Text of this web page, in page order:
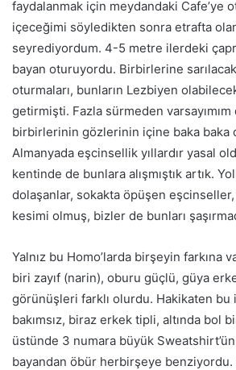
faydalanmak için meydandaki Cafe’ye
içeceğimi söyledikten sonra etrafta
seyrediyordum. 4-5 metre ilerdeki
bayan oturuyordu. Birbirlerine
oturmaları, bunların Lezbiyen
getirmişti. Fazla sürmeden varsayımım
birbirlerinin gözlerinin içine baka baka
Almanyada eşcinsellik yıllardır yasal
kentinde de bunlara alışmıştık artık.
dolaşanlar, sokakta öpüşen
kesimi olmuş, bizler de bunları
Yalnız bu Homo’larda birşeyin farkına
biri zayıf (narin), oburu güçlü, güya
görünüşleri farklı olurdu. Hakikaten
bakımsız, biraz erkek tipli, altında bol
üstünde 3 numara büyük
bayandan öbür herbirşeye benziyordu.